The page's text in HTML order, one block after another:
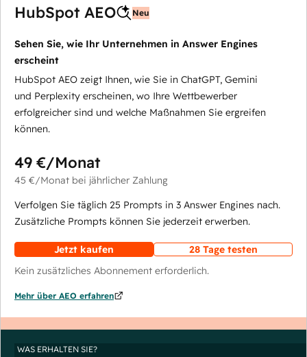
HubSpot AEO Neu
Sehen Sie, wie Ihr Unternehmen in Answer Engines
erscheint
HubSpot AEO zeigt Ihnen, wie Sie in ChatGPT, Gemini
und Perplexity erscheinen, wo Ihre Wettbewerber
erfolgreicher sind und welche Maßnahmen Sie ergreifen
können.
49 €/Monat
45 €/Monat bei jährlicher Zahlung
Verfolgen Sie täglich 25 Prompts in 3 Answer Engines nach.
Zusätzliche Prompts können Sie jederzeit erwerben.
Jetzt kaufen
28 Tage testen
Kein zusätzliches Abonnement erforderlich.
Mehr über AEO erfahren
WAS ERHALTEN SIE?